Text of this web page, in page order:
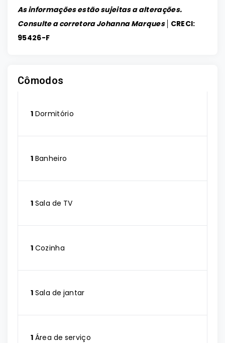
As informações estão sujeitas a alterações.
Consulte a corretora Johanna Marques │ CRECI:
95426-F
Cômodos
1 Dormitório
1 Banheiro
1 Sala de TV
1 Cozinha
1 Sala de jantar
1 Área de serviço